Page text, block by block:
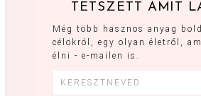
TETSZETT AMIT
Még több hasznos anyag
célokról, egy olyan életről,
élni - e-mailen is.